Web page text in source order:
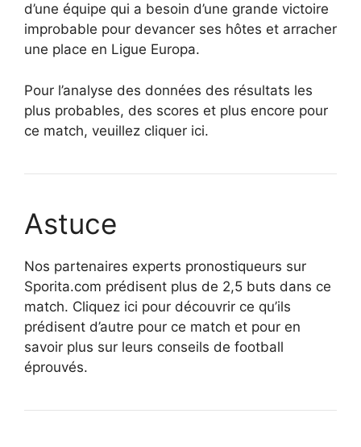
d’une équipe qui a besoin d’une grande victoire
improbable pour devancer ses hôtes et arracher
une place en Ligue Europa.
Pour l’analyse des données des résultats les
plus probables, des scores et plus encore pour
ce match, veuillez cliquer ici.
Astuce
Nos partenaires experts pronostiqueurs sur
Sporita.com prédisent plus de 2,5 buts dans ce
match. Cliquez ici pour découvrir ce qu’ils
prédisent d’autre pour ce match et pour en
savoir plus sur leurs conseils de football
éprouvés.